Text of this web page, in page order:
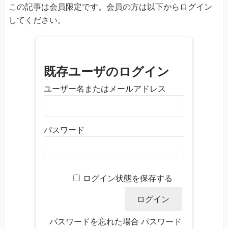
この記事は会員限定です。会員の方は以下からログイン
してください。
既存ユーザのログイン
ユーザー名またはメールアドレス
パスワード
ログイン状態を保存する
パスワードを忘れた場合 パスワード